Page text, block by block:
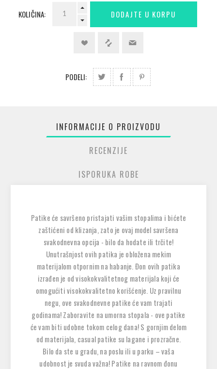
KOLIČINA:
PODELI:
INFORMACIJE O PROIZVODU
RECENZIJE
ISPORUKA ROBE
Patike će savršeno pristajati vašim stopalima i bićete
zaštićeni od klizanja, zato je ovaj model savršena
svakodnevna opcija - bilo da hodate ili trčite!
Unutrašnjost ovih patika je obložena mekim
materijalom otpornim na habanje. Đon ovih patika
izrađen je od visokokvalitetnog materijala koji će
omogućiti visokokvalitetno korišćenje. Uz pravilnu
negu, ove svakodnevne patike će vam trajati
godinama! Zaboravite na umorna stopala - ove patike
će vam biti udobne tokom celog dana! S gornjim delom
od materijala, casual patike su lagane i prozračne.
Bilo da ste u gradu, na poslu ili u parku – vaša
udobnost je svuda važna! Patike na ravnom đonu